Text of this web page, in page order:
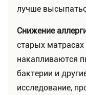
лучше
Снижение
старых
накапливаются
бактерии и
исследование,